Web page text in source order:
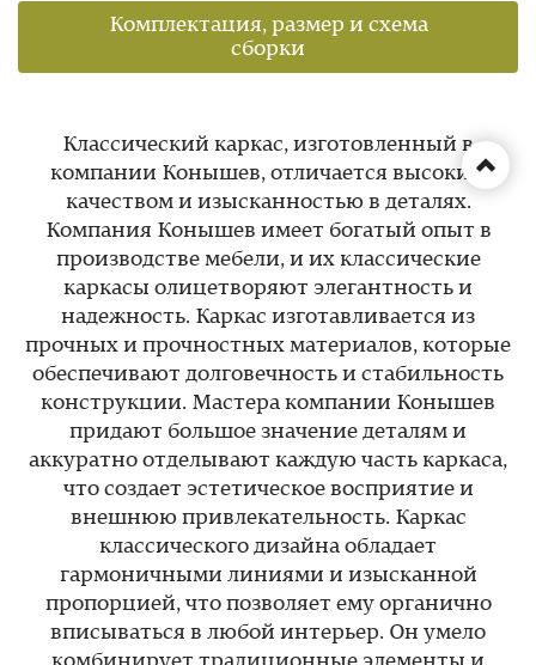
Комплектация, размер и схема
сборки
Классический каркас, изготовленный в
компании Конышев, отличается высоким
качеством и изысканностью в деталях.
Компания Конышев имеет богатый опыт в
производстве мебели, и их классические
каркасы олицетворяют элегантность и
надежность. Каркас изготавливается из
прочных и прочностных материалов, которые
обеспечивают долговечность и стабильность
конструкции. Мастера компании Конышев
придают большое значение деталям и
аккуратно отделывают каждую часть каркаса,
что создает эстетическое восприятие и
внешнюю привлекательность. Каркас
классического дизайна обладает
гармоничными линиями и изысканной
пропорцией, что позволяет ему органично
вписываться в любой интерьер. Он умело